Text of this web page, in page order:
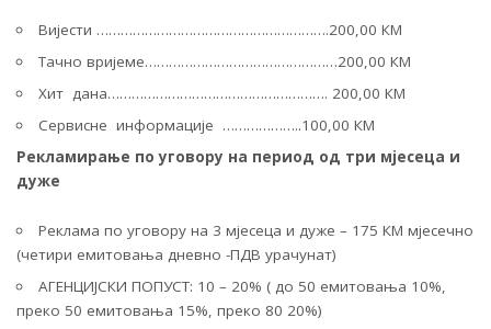
Вијести ………………………………………………….200,00 КМ
Тачно вријеме…………………………………………200,00 КМ
Хит дана………………………………………………. 200,00 КМ
Сервисне информације ………………..100,00 КM
Рекламирање по уговору на период од три мјесеца и
дуже
Реклама по уговору на 3 мјесеца и дуже – 175 КМ мјесечно
(четири емитовања дневно -ПДВ урачунат)
АГЕНЦИЈСКИ ПОПУСТ: 10 – 20% ( до 50 емитовања 10%,
преко 50 емитовања 15%, преко 80 20%)